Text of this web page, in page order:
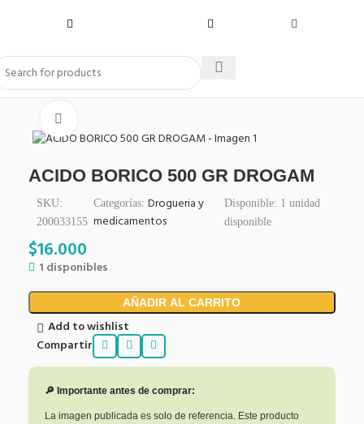
ACIDO BORICO 500 GR DROGAM
SKU:
200033155
Categorías: Drogueria y
medicamentos
Disponible: 1 unidad
disponible
$16.000
1 disponibles
AÑADIR AL CARRITO
Add to wishlist
Compartir
🔎 Importante antes de comprar:
La imagen publicada es solo de referencia. Este producto